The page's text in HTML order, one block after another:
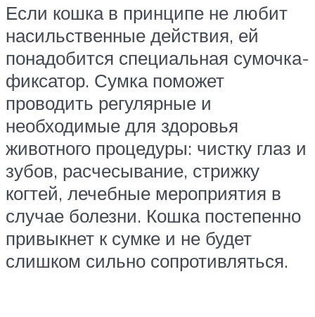
Если кошка в принципе не любит
насильственные действия, ей
понадобится специальная сумочка-
фиксатор. Сумка поможет
проводить регулярные и
необходимые для здоровья
животного процедуры: чистку глаз и
зубов, расчесывание, стрижку
когтей, лечебные мероприятия в
случае болезни. Кошка постепенно
привыкнет к сумке и не будет
слишком сильно сопротивляться.